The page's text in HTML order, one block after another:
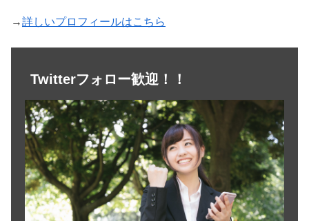
→詳しいプロフィールはこちら
Twitterフォロー歓迎！！